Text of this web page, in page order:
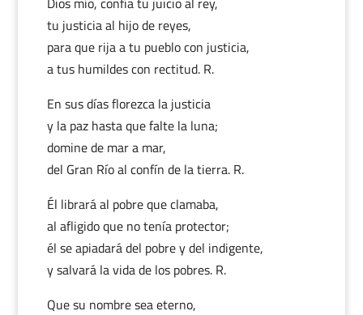
tu justicia al hijo de reyes,
para que rija a tu pueblo con justicia,
a tus humildes con rectitud. R.
En sus días florezca la justicia
y la paz hasta que falte la luna;
domine de mar a mar,
del Gran Río al confín de la tierra. R.
Él librará al pobre que clamaba,
al afligido que no tenía protector;
él se apiadará del pobre y del indigente,
y salvará la vida de los pobres. R.
Que su nombre sea eterno,